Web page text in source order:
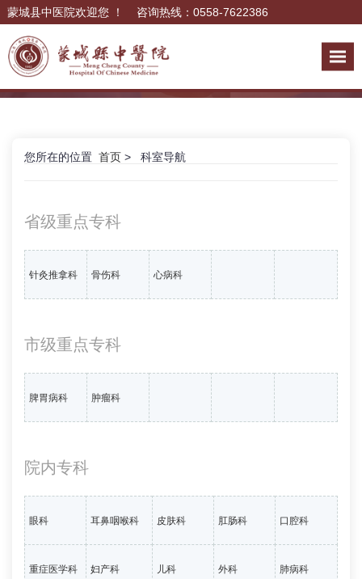
蒙城县中医院欢迎您 ！ 咨询热线：0558-7622386
您所在的位置 首页 > 科室导航
省级重点专科
针灸推拿科 骨伤科 心病科
市级重点专科
脾胃病科 肿瘤科
院内专科
眼科 耳鼻咽喉科 皮肤科 肛肠科 口腔科
重症医学科 妇产科 儿科 外科 肺病科